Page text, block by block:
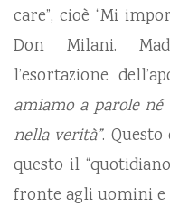
care”, cioè “Mi
Don Milani.
l’esortazione
amiamo a parole
nella verità”.
questo il
fronte agli uomini e